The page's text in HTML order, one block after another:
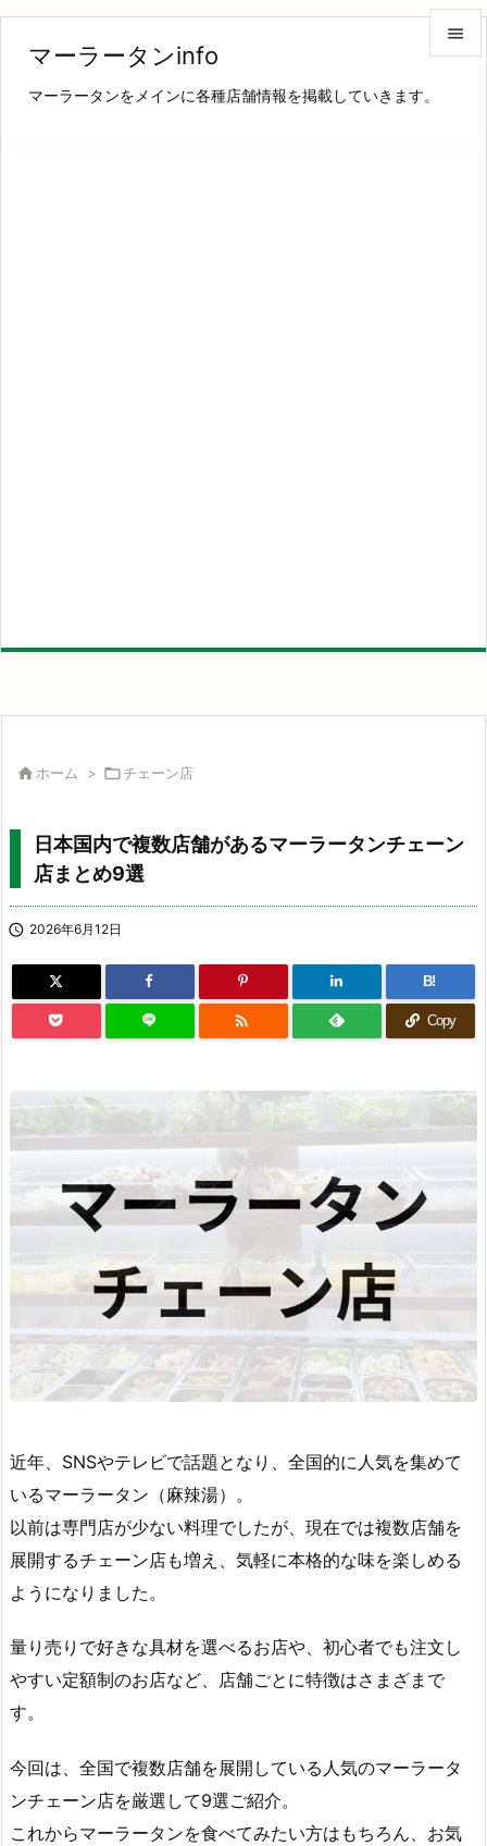
マーラータンinfo
マーラータンをメインに各種店舗情報を掲載していきます。

 ホーム > チェーン店
日本国内で複数店舗があるマーラータンチェーン
店まとめ9選
 2026年6月12日
B!
 Copy
近年、SNSやテレビで話題となり、全国的に人気を集めて
いるマーラータン（麻辣湯）。
以前は専門店が少ない料理でしたが、現在では複数店舗を
展開するチェーン店も増え、気軽に本格的な味を楽しめる
ようになりました。
量り売りで好きな具材を選べるお店や、初心者でも注文し
やすい定額制のお店など、店舗ごとに特徴はさまざまで
す。
今回は、全国で複数店舗を展開している人気のマーラータ
ンチェーン店を厳選して9選ご紹介。
これからマーラータンを食べてみたい方はもちろん、お気